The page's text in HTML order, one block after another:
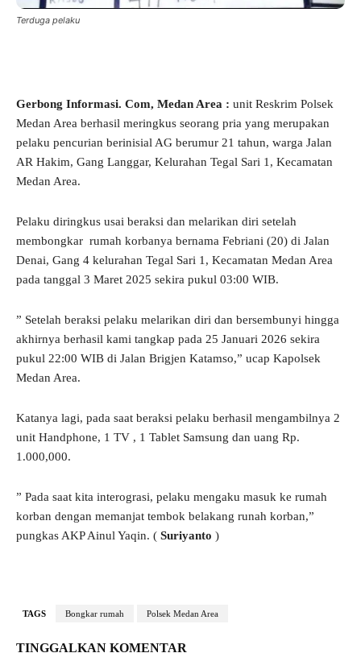
Terduga pelaku
Gerbong Informasi. Com, Medan Area : unit Reskrim Polsek
Medan Area berhasil meringkus seorang pria yang merupakan
pelaku pencurian berinisial AG berumur 21 tahun, warga Jalan
AR Hakim, Gang Langgar, Kelurahan Tegal Sari 1, Kecamatan
Medan Area.
Pelaku diringkus usai beraksi dan melarikan diri setelah
membongkar rumah korbanya bernama Febriani (20) di Jalan
Denai, Gang 4 kelurahan Tegal Sari 1, Kecamatan Medan Area
pada tanggal 3 Maret 2025 sekira pukul 03:00 WIB.
” Setelah beraksi pelaku melarikan diri dan bersembunyi hingga
akhirnya berhasil kami tangkap pada 25 Januari 2026 sekira
pukul 22:00 WIB di Jalan Brigjen Katamso,” ucap Kapolsek
Medan Area.
Katanya lagi, pada saat beraksi pelaku berhasil mengambilnya 2
unit Handphone, 1 TV , 1 Tablet Samsung dan uang Rp.
1.000,000.
” Pada saat kita interograsi, pelaku mengaku masuk ke rumah
korban dengan memanjat tembok belakang runah korban,”
pungkas AKP Ainul Yaqin. ( Suriyanto )
TAGS Bongkar rumah Polsek Medan Area
TINGGALKAN KOMENTAR